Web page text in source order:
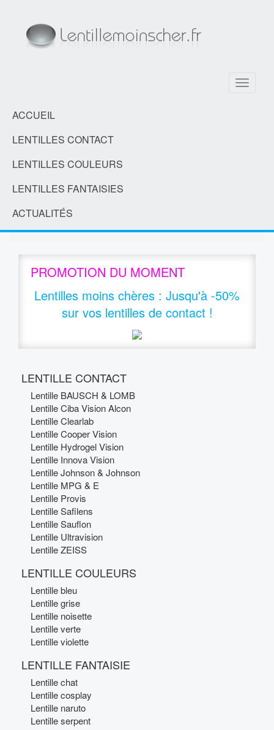
Toggle
ACCUEIL
LENTILLES CONTACT
LENTILLES COULEURS
LENTILLES FANTAISIES
ACTUALITÉS
PROMOTION DU MOMENT
Lentilles moins chères : Jusqu'à -50%
sur vos lentilles de contact !
LENTILLE CONTACT
Lentille BAUSCH & LOMB
Lentille Ciba Vision Alcon
Lentille Clearlab
Lentille Cooper Vision
Lentille Hydrogel Vision
Lentille Innova Vision
Lentille Johnson & Johnson
Lentille MPG & E
Lentille Provis
Lentille Safilens
Lentille Sauflon
Lentille Ultravision
Lentille ZEISS
LENTILLE COULEURS
Lentille bleu
Lentille grise
Lentille noisette
Lentille verte
Lentille violette
LENTILLE FANTAISIE
Lentille chat
Lentille cosplay
Lentille naruto
Lentille serpent